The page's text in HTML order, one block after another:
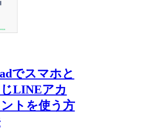
でスマホと
じLINEアカ
トを使う方